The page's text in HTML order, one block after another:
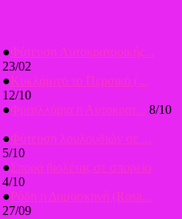
●Φύτευση Αυτοκρατορικής...
23/02
● Κυκλάμινο το Περσικό (...
12/10
●Φριτιλλάρια η Αυτοκρατ... 8/10
●Φύτευση λουλουδιών σε ...
5/10
●Σπορά βιολέτας σε σπορείο
4/10
● Ρόδη η Δαμασκηνή (Rosa...
27/09